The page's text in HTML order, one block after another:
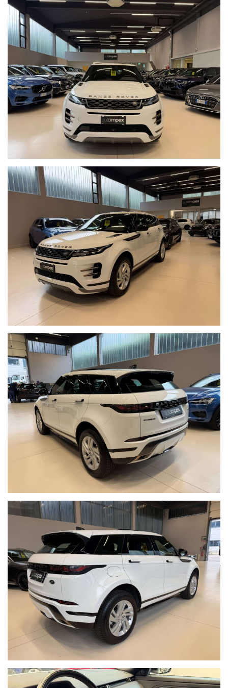
FARI FULL LED
TETTO PANORAMICO
TELECAMERA 360 GRADI
SEDILI ANTERIORI REGOLABILI ELETTRICAMENTE
FARI ANTINEBBIA ANTERIORI
APPLE CARPLAY
ANDROID AUTO
CONTROLLO ELETTRONICO CORSIA
FRENATA DI EMERGENZA ASSIST.
SISTEMA DI NAVIGAZIONE
SENSORE DI LUCE
SENSORE DI PIOGGIA
VETTURA BELLISSIMA, IN OTTIMO STATO, UNICO PROPRIETARIO